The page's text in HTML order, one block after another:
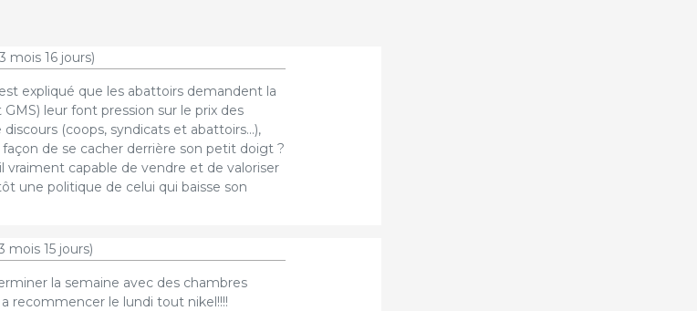
mois 16 jours)
expliqué que les abattoirs demandent la
leur font pression sur le prix des
(coops, syndicats et abattoirs...),
de se cacher derrière son petit doigt ?
vraiment capable de vendre et de valoriser
une politique de celui qui baisse son
mois 15 jours)
la semaine avec des chambres
recommencer le lundi tout nikel!!!!